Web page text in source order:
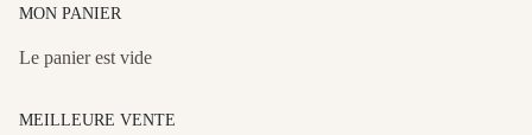
MON PANIER
Le panier est vide
MEILLEURE VENTE